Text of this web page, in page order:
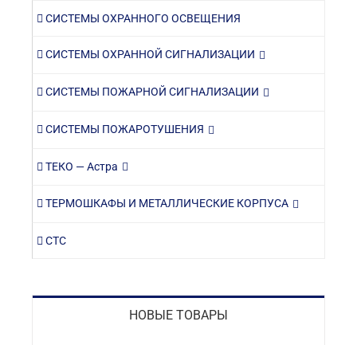
СИСТЕМЫ ОХРАННОГО ОСВЕЩЕНИЯ
СИСТЕМЫ ОХРАННОЙ СИГНАЛИЗАЦИИ
СИСТЕМЫ ПОЖАРНОЙ СИГНАЛИЗАЦИИ
СИСТЕМЫ ПОЖАРОТУШЕНИЯ
ТЕКО — Астра
ТЕРМОШКАФЫ И МЕТАЛЛИЧЕСКИЕ КОРПУСА
СТС
НОВЫЕ ТОВАРЫ